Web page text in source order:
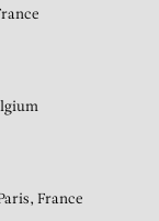
France